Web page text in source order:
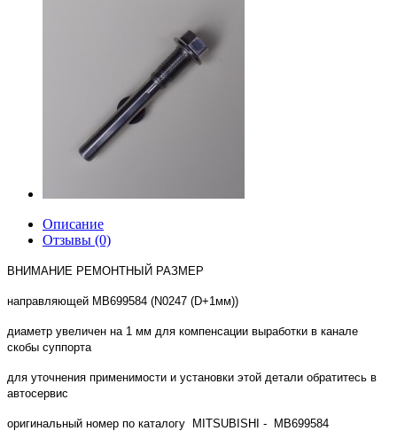
Описание
Отзывы (0)
ВНИМАНИЕ РЕМОНТНЫЙ РАЗМЕР
направляющей MB699584 (N0247 (D+1мм))
диаметр увеличен на 1 мм для компенсации выработки в канале
скобы суппорта
для уточнения применимости и установки этой детали обратитесь в
автосервис
оригинальный номер по каталогу MITSUBISHI - MB699584